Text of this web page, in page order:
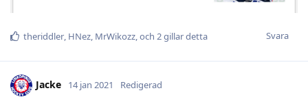
Svara
theriddler, HNez, MrWikozz, och 2gillar detta
Jacke 14 jan 2021 Redigerad